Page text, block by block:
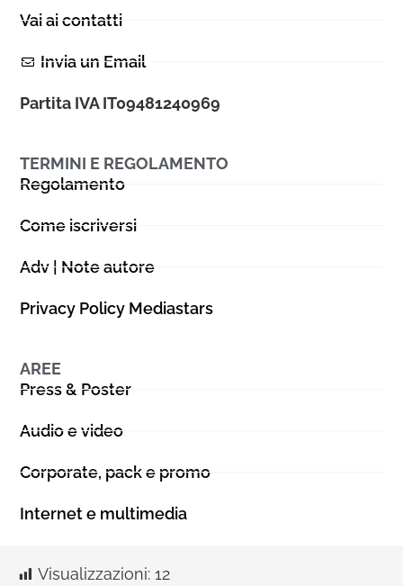
Vai ai contatti
Invia un Email
Partita IVA IT09481240969
TERMINI E REGOLAMENTO
Regolamento
Come iscriversi
Adv | Note autore
Privacy Policy Mediastars
AREE
Press & Poster
Audio e video
Corporate, pack e promo
Internet e multimedia
Visualizzazioni: 12